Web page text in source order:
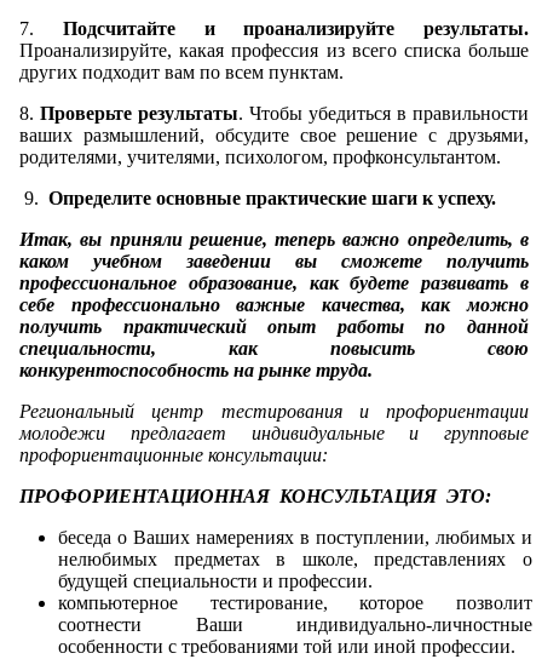
7. Подсчитайте и проанализируйте результаты.
Проанализируйте, какая профессия из всего списка больше
других подходит вам по всем пунктам.
8. Проверьте результаты. Чтобы убедиться в правильности
ваших размышлений, обсудите свое решение с друзьями,
родителями, учителями, психологом, профконсультантом.
9. Определите основные практические шаги к успеху.
Итак, вы приняли решение, теперь важно определить, в
каком учебном заведении вы сможете получить
профессиональное образование, как будете развивать в
себе профессионально важные качества, как можно
получить практический опыт работы по данной
специальности, как повысить свою
конкурентоспособность на рынке труда.
Региональный центр тестирования и профориентации
молодежи предлагает индивидуальные и групповые
профориентационные консультации:
ПРОФОРИЕНТАЦИОННАЯ КОНСУЛЬТАЦИЯ ЭТО:
беседа о Ваших намерениях в поступлении, любимых и
нелюбимых предметах в школе, представлениях о
будущей специальности и профессии.
компьютерное тестирование, которое позволит
соотнести Ваши индивидуально-личностные
особенности с требованиями той или иной профессии.